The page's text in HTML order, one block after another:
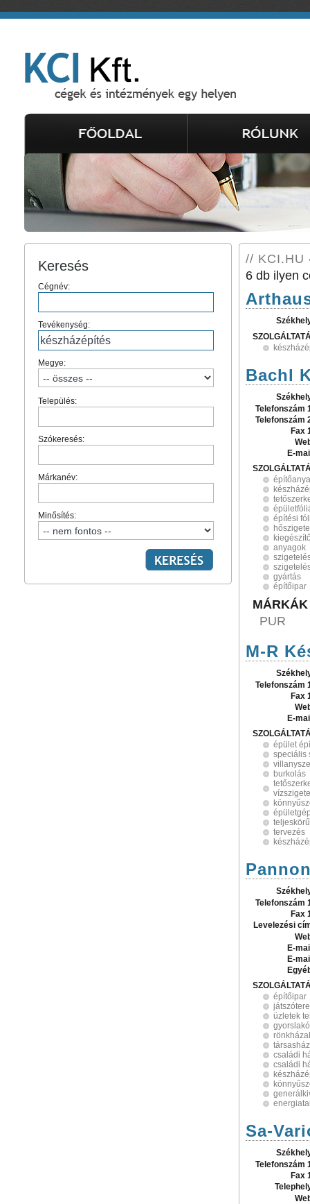
Keresés
Cégnév:
Tevékenység:
Megye:
Település:
Szókeresés:
Márkanév:
Minősítés:
// KCI.HU
6 db ilyen
Bachl
Telefonszám
Telefonszám
Fax
E-
építési
anyagok
gyártás
építőipar
MÁRKÁK
PUR
M-R
Telefonszám
Fax
E-
épület
speciális
burkolás
tervezés
Telefonszám
Fax
Levelezési
E-
E-
építőipar
üzletek
családi
családi
Sa-
Telefonszám
Fax